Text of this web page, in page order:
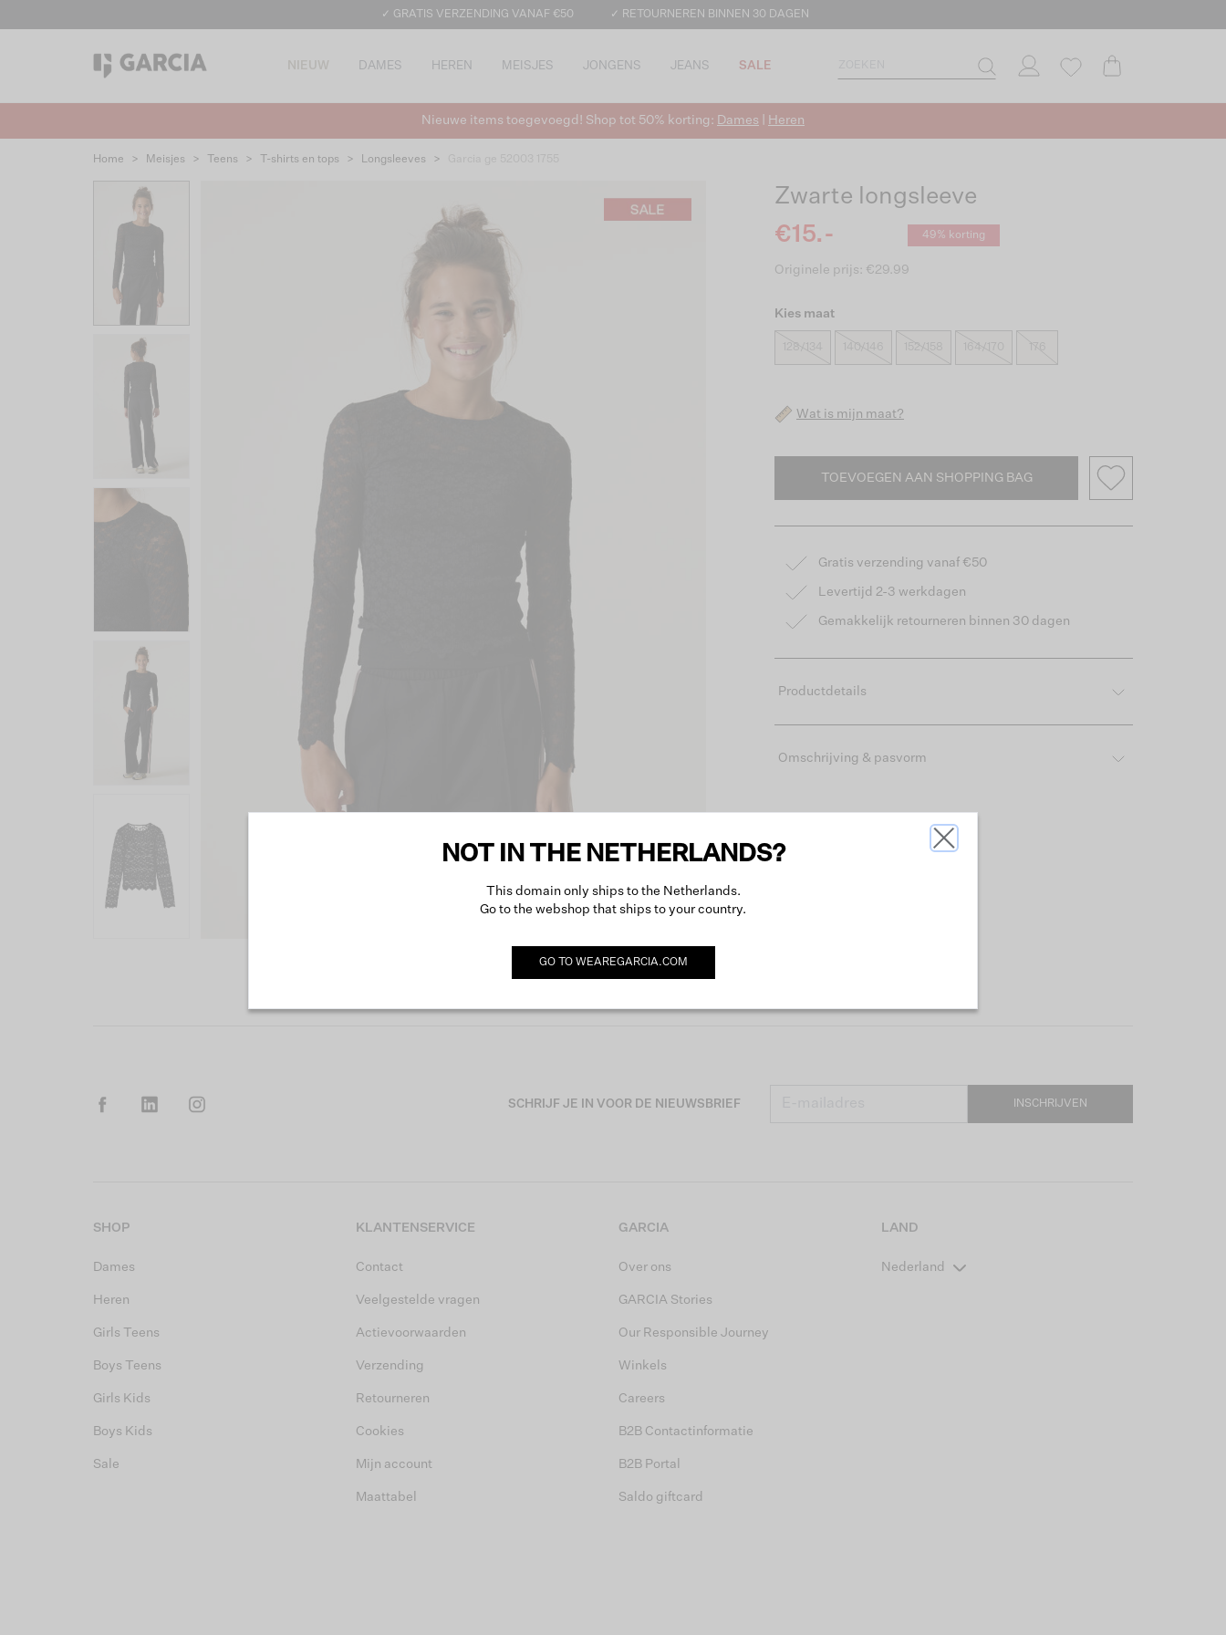
✓ GRATIS VERZENDING VANAF €50 ✓ RETOURNEREN BINNEN 30 DAGEN
NIEUW DAMES HEREN MEISJES JONGENS JEANS SALE
Nieuwe items toegevoegd! Shop tot 50% korting: Dames Heren
Home > Meisjes > Teens > T-shirts en tops > Longsleeves >
Zwarte longsleeve
€15.-
49% korting
Originele prijs: €29.99
Kies maat
128/134
Wat is mijn maat?
TOEVOEGEN AAN SHOPPING BAG
Gratis verzending vanaf €50
Levertijd 2-3 werkdagen
Gemakkelijk retourneren binnen 30 dagen
Productdetails
Omschrijving & pasvorm
SCHRIJF JE IN VOOR DE NIEUWSBRIEF INSCHRIJVEN
SHOP
Dames
Heren
Girls Teens
Boys Teens
Girls Kids
Boys Kids
Sale
KLANTENSERVICE
Contact
Veelgestelde vragen
Actievoorwaarden
Verzending
Retourneren
Cookies
Mijn account
Maattabel
GARCIA
Over ons
GARCIA Stories
Our Responsible Journey
Winkels
Careers
B2B Contactinformatie
B2B Portal
Saldo giftcard
LAND
Nederland
NOT IN THE NETHERLANDS?
This domain only ships to the Netherlands.
Go to the webshop that ships to your country.
GO TO WEAREGARCIA.COM